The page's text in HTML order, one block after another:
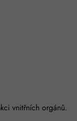
vnitřních orgánů.